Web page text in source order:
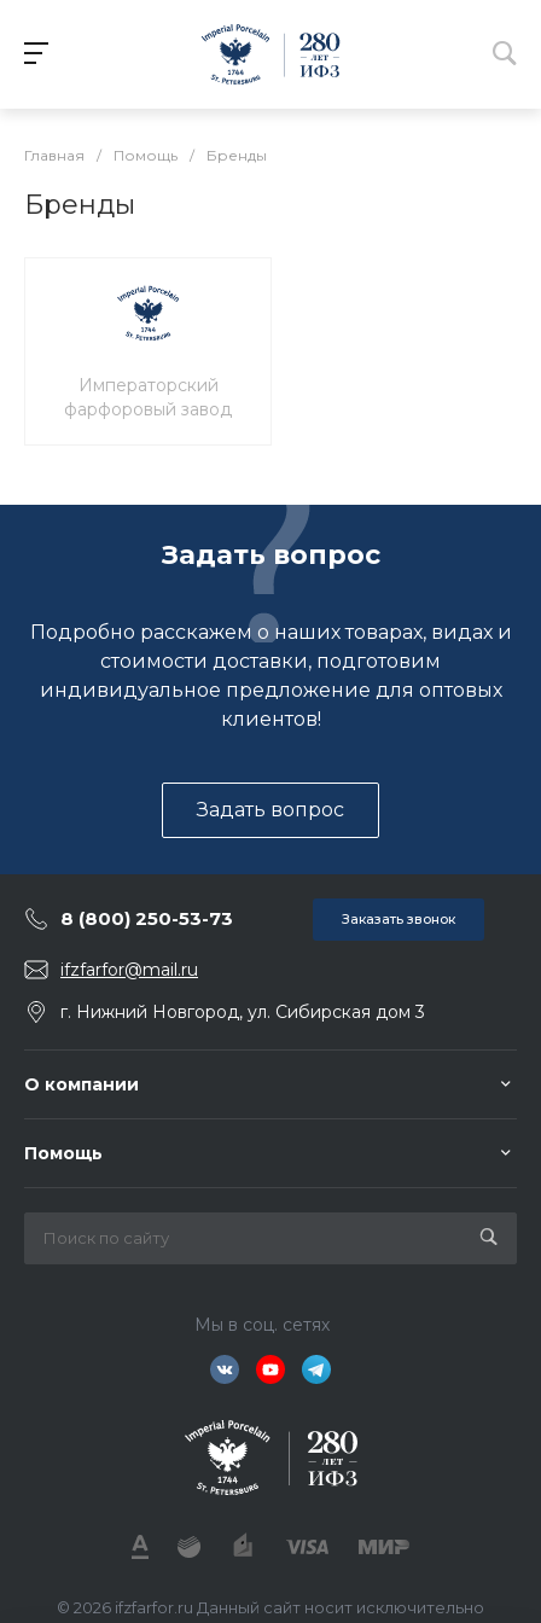
Главная / Помощь / Бренды
Бренды
Императорский
фарфоровый завод
Задать вопрос
Подробно расскажем о наших товарах, видах и
стоимости доставки, подготовим
индивидуальное предложение для оптовых
клиентов!
Задать вопрос
8 (800) 250-53-73 Заказать звонок
ifzfarfor@mail.ru
г. Нижний Новгород, ул. Сибирская дом 3
О компании
Помощь
Мы в соц. сетях
© 2026 ifzfarfor.ru Данный сайт носит исключительно